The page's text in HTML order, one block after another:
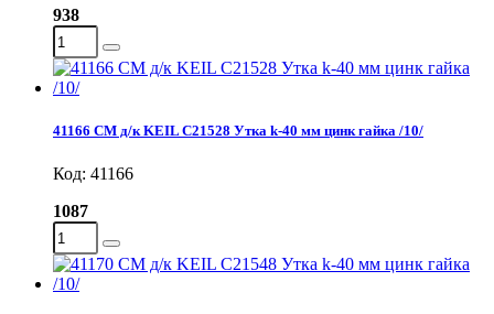
938
41166 СМ д/к KEIL C21528 Утка k-40 мм цинк гайка /10/
Код: 41166
1087